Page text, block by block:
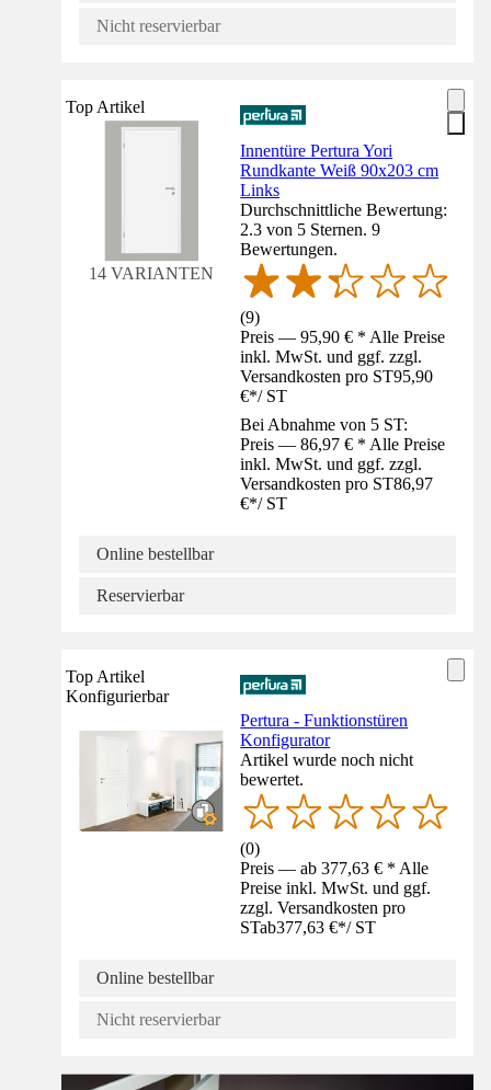
Nicht reservierbar
Top Artikel
14 VARIANTEN
Innentüre Pertura Yori
Rundkante Weiß 90x203 cm
Links
Durchschnittliche Bewertung:
2.3 von 5 Sternen. 9
Bewertungen.
(9)
Preis — 95,90 € * Alle Preise
inkl. MwSt. und ggf. zzgl.
Versandkosten pro ST95,90
€*/ ST
Bei Abnahme von 5 ST:
Preis — 86,97 € * Alle Preise
inkl. MwSt. und ggf. zzgl.
Versandkosten pro ST86,97
€*/ ST
Online bestellbar
Reservierbar
Top Artikel
Konfigurierbar
Pertura - Funktionstüren
Konfigurator
Artikel wurde noch nicht
bewertet.
(0)
Preis — ab 377,63 € * Alle
Preise inkl. MwSt. und ggf.
zzgl. Versandkosten pro
STab377,63 €*/ ST
Online bestellbar
Nicht reservierbar